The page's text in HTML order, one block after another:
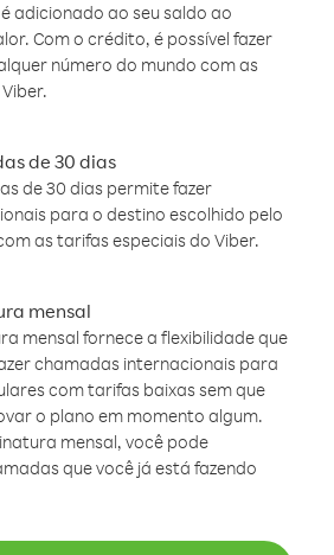
adicionado ao seu saldo ao
Com o crédito, é possível fazer
número do mundo com as
de 30 dias
de 30 dias permite fazer
para o destino escolhido pelo
as tarifas especiais do Viber.
mensal
mensal fornece a flexibilidade que
chamadas internacionais para
com tarifas baixas sem que
o plano em momento algum.
mensal, você pode
que você já está fazendo